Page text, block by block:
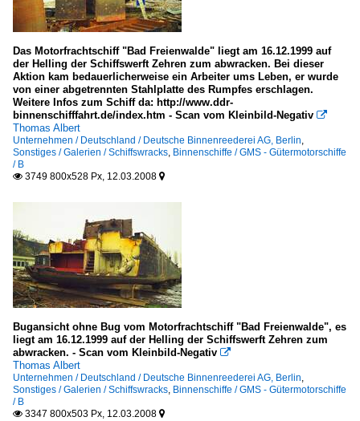
Das Motorfrachtschiff "Bad Freienwalde" liegt am 16.12.1999 auf
der Helling der Schiffswerft Zehren zum abwracken. Bei dieser
Aktion kam bedauerlicherweise ein Arbeiter ums Leben, er wurde
von einer abgetrennten Stahlplatte des Rumpfes erschlagen.
Weitere Infos zum Schiff da: http://www.ddr-
binnenschifffahrt.de/index.htm - Scan vom Kleinbild-Negativ 
Thomas Albert
Unternehmen / Deutschland / Deutsche Binnenreederei AG, Berlin,
Sonstiges / Galerien / Schiffswracks, Binnenschiffe / GMS - Gütermotorschiffe
/ B
 3749 800x528 Px, 12.03.2008 
Bugansicht ohne Bug vom Motorfrachtschiff "Bad Freienwalde", es
liegt am 16.12.1999 auf der Helling der Schiffswerft Zehren zum
abwracken. - Scan vom Kleinbild-Negativ 
Thomas Albert
Unternehmen / Deutschland / Deutsche Binnenreederei AG, Berlin,
Sonstiges / Galerien / Schiffswracks, Binnenschiffe / GMS - Gütermotorschiffe
/ B
 3347 800x503 Px, 12.03.2008 